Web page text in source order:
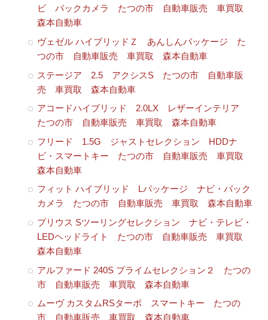
ビ バックカメラ たつの市 自動車販売 車買取
森本自動車
ヴェゼル ハイブリッドＺ あんしんパッケージ た
つの市 自動車販売 車買取 森本自動車
ステージア 2.5 アクシスS たつの市 自動車販
売 車買取 森本自動車
アコードハイブリッド 2.0LX レザーインテリア
たつの市 自動車販売 車買取 森本自動車
フリード 1.5G ジャストセレクション HDDナ
ビ・スマートキー たつの市 自動車販売 車買取
森本自動車
フィット ハイブリッド Lパッケージ ナビ・バック
カメラ たつの市 自動車販売 車買取 森本自動車
プリウス Sツーリングセレクション ナビ・テレビ・
LEDヘッドライト たつの市 自動車販売 車買取
森本自動車
アルファード 240S プライムセレクション２ たつの
市 自動車販売 車買取 森本自動車
ムーヴ カスタムRSターボ スマートキー たつの
市 自動車販売 車買取 森本自動車